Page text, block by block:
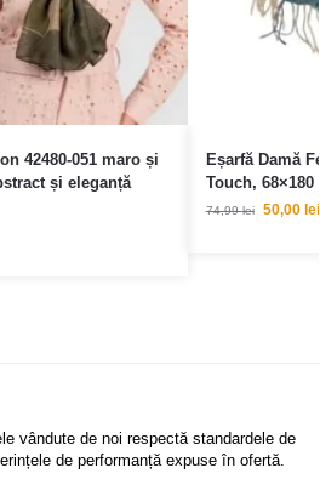
42480-051 maro și
și eleganță
Eșarfă Damă
Touch, 68×180
74,99lei 50,00 lei
vândute de noi respectă standardele de
de performanță expuse în ofertă.